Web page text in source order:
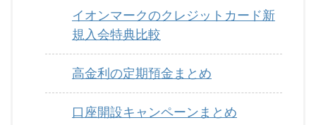
イオンマークのクレジットカード新
規入会特典比較
高金利の定期預金まとめ
口座開設キャンペーンまとめ